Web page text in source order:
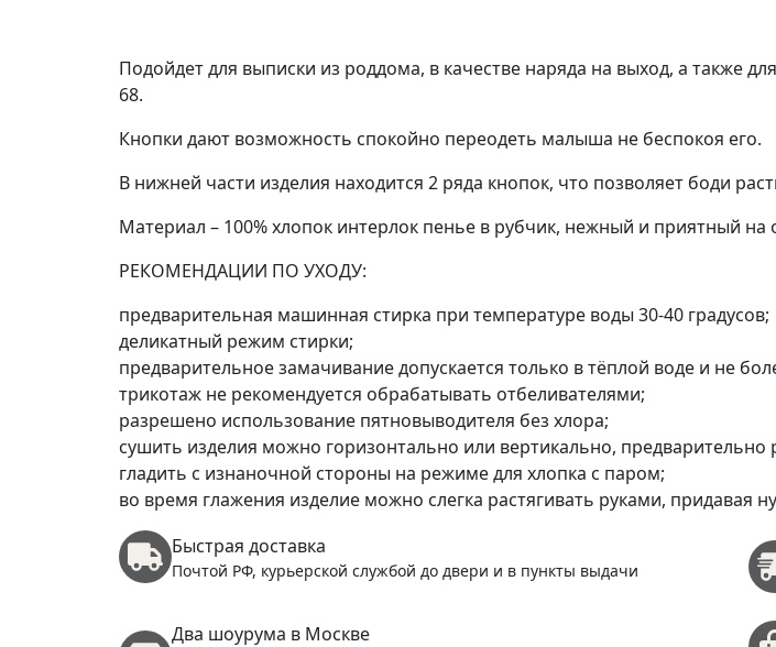
Подойдет для выписки из роддома, в качестве наряда на выход, а также
68.
Кнопки дают возможность спокойно переодеть малыша не беспокоя его.
В нижней части изделия находится 2 ряда кнопок, что позволяет боди
Материал – 100% хлопок интерлок пенье в рубчик, нежный и приятный на
РЕКОМЕНДАЦИИ ПО УХОДУ:
предварительная машинная стирка при температуре воды 30-40 градусов;
деликатный режим стирки;
предварительное замачивание допускается только в тёплой воде и не
трикотаж не рекомендуется обрабатывать отбеливателями;
разрешено использование пятновыводителя без хлора;
сушить изделия можно горизонтально или вертикально, предварительно
гладить с изнаночной стороны на режиме для хлопка с паром;
во время глажения изделие можно слегка растягивать руками, придавая
Быстрая доставка
Почтой РФ, курьерской службой до двери и в пункты выдачи
Два шоурума в Москве